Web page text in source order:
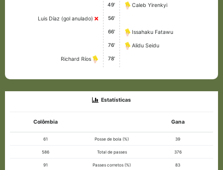
49' Caleb Yirenkyi
Luis Díaz (gol anulado) 56'
66' Issahaku Fatawu
76' Alidu Seidu
Richard Ríos 78'
Estatísticas
Colômbia Gana
61 Posse de bola (%) 39
586 Total de passes 376
91 Passes corretos (%) 83